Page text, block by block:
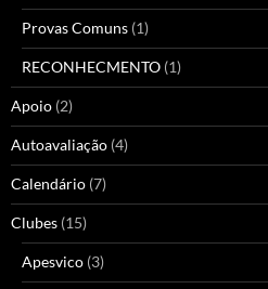
Provas Comuns (1)
RECONHECMENTO (1)
Apoio (2)
Autoavaliação (4)
Calendário (7)
Clubes (15)
Apesvico (3)